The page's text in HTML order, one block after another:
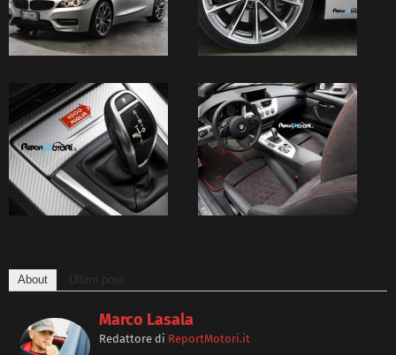
About Ultimi post
Marco Lasala
Redattore di ReportMotori.it